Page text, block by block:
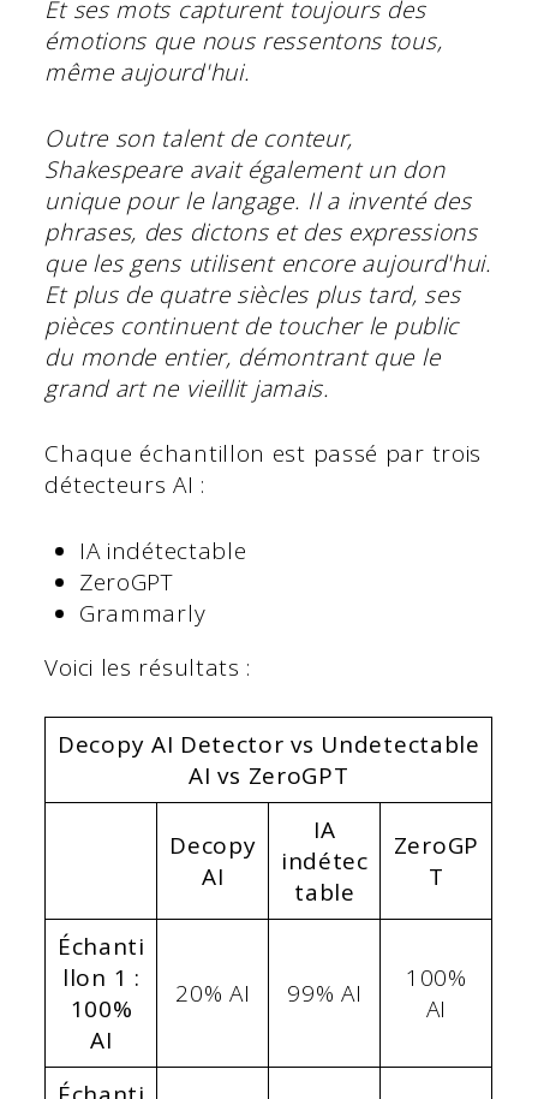
Et ses mots capturent toujours des
émotions que nous ressentons tous,
même aujourd'hui.
Outre son talent de conteur,
Shakespeare avait également un don
unique pour le langage. Il a inventé des
phrases, des dictons et des expressions
que les gens utilisent encore aujourd'hui.
Et plus de quatre siècles plus tard, ses
pièces continuent de toucher le public
du monde entier, démontrant que le
grand art ne vieillit jamais.
Chaque échantillon est passé par trois
détecteurs AI :
IA indétectable
ZeroGPT
Grammarly
Voici les résultats :
Decopy AI Detector vs Undetectable
AI vs ZeroGPT
Decopy
AI
IA
indétec
table
ZeroGP
T
Échanti
llon 1 :
100%
AI
20% AI 99% AI
100%
AI